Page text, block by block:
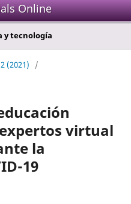
Online
y tecnología
(2021)
/
virtual
la
19